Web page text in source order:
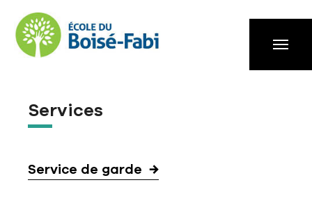
Services
Service de garde